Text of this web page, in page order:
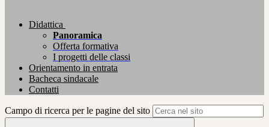
Didattica
Panoramica
Offerta formativa
I progetti delle classi
Orientamento in entrata
Bacheca sindacale
Contatti
Campo di ricerca per le pagine del sito